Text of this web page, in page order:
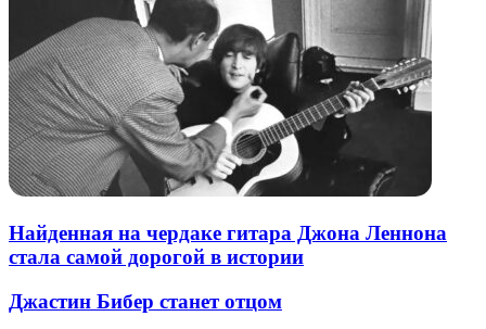
Найденная на чердаке гитара Джона Леннона
стала самой дорогой в истории
Джастин Бибер станет отцом